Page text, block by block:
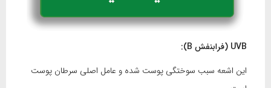
UVB (فرابنفش B
):
این اشعه سبب سوختگی پوست شده و عامل اصلی سرطان پوست